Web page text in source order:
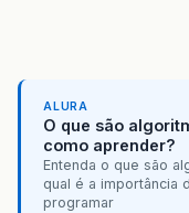
ALURA
O que são
como aprender?
Entenda o que são
qual é a importância
programar